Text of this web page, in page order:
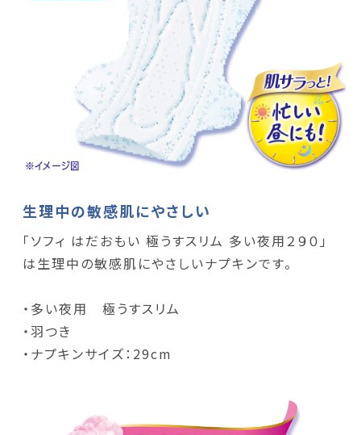
生理中の敏感肌にやさしい
「ソフィ はだおもい 極うすスリム 多い夜用２９０」
は生理中の敏感肌にやさしいナプキンです。
・多い夜用 極うすスリム
・羽つき
・ナプキンサイズ：29cm